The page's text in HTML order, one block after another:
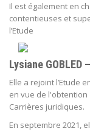
Il est également en
contentieuses et
l’Etude
Lysiane
Elle a rejoint l’Etude
en vue de l'obtention
Carrières juridiques.
En septembre 2021,